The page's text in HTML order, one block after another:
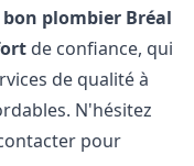
bon plombier Bréal
de confiance, qui
de qualité à
N'hésitez
pour